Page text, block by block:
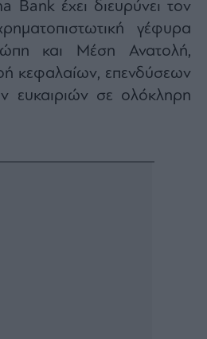
έχει διευρύνει τον
γέφυρα
και Μέση Ανατολή,
κεφαλαίων, επενδύσεων
ευκαιριών σε ολόκληρη